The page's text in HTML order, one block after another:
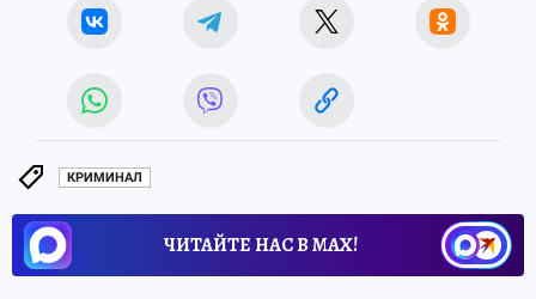
КРИМИНАЛ
ЧИТАЙТЕ НАС В МАХ!